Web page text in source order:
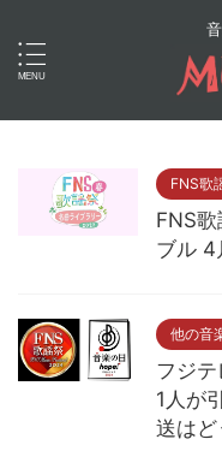
FNS歌
FNS
ブル 4
他の音
フジ
1人が
送はど